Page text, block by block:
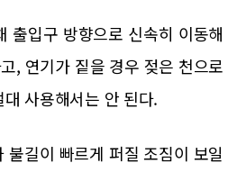
출입구 방향으로 신속히 이동해
, 연기가 짙을 경우 젖은 천으로
사용해서는 안 된다.
길이 빠르게 퍼질 조짐이 보일